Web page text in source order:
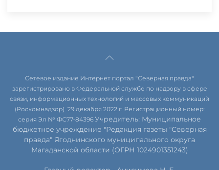
Сетевое издание Интернет портал "Северная правда"
зарегистрировано в Федеральной службе по надзору в сфере
связи, информационных технологий и массовых коммуникаций
(Роскомнадзор) 29 декабря 2022 г. Регистрационный номер:
серия Эл № ФС77-84396 Учредитель: Муниципальное
бюджетное учреждение "Редакция газеты "Северная
правда" Ягоднинского муниципального округа
Магаданской области (ОГРН 1024901351243)